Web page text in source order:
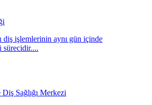
diş işlemlerinin aynı gün içinde
sürecidir....
Sağlığı Merkezi